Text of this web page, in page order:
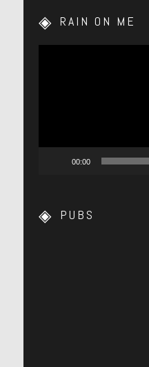
RAIN ON ME
00:00
PUBS